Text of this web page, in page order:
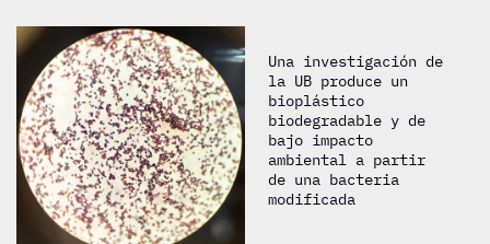
Una investigación de
la UB produce un
bioplástico
biodegradable y de
bajo impacto
ambiental a partir
de una bacteria
modificada